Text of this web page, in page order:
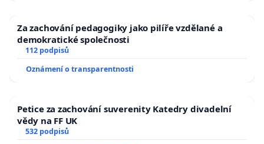
Za zachování pedagogiky jako pilíře vzdělané a
demokratické společnosti
112 podpisů
Oznámení o transparentnosti
Petice za zachování suverenity Katedry divadelní
vědy na FF UK
532 podpisů